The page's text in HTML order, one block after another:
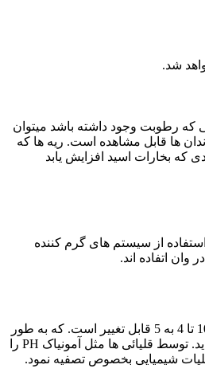
شد.
که رطوبت وجود داشته باشد میتوان
ها قابل مشاهده است. ریه ها که
که بخارات اسید افزایش یابد
از سیستم های گرم کننده
اتفاده اند.
فلاکس محلولی است شامل کلرور روی – نشادر و آب. به نسبت های مختلف که معمولاً 50% آب و 50% مواد جامد را شامل می شود. نسبت نشادر به کلرور روی از 1 به 10 تا 4 به 5 قابل تغییر است. که به طور
تجربی و بر اساس نوع کار می توان. این درصدها را تغییر داد PH محلول فلاکس حدود 5/4 تا 5 است. که در حین کار کاهش می یابد ولی حد الامکان از PH حدود 3 به پائین باید. توسط قلیائی ها مثل آمونیاک PH را
و در زمانی که از 3/0 گرم در لیتر بیشتر شد. باید آن را با عملیات شیمیایی بخصوص تصفیه نمود.